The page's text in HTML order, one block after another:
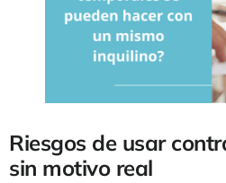
Riesgos de usar
sin motivo real